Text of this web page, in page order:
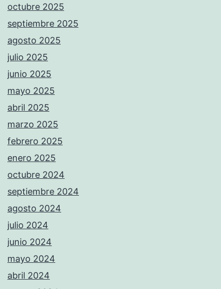
octubre 2025
septiembre 2025
agosto 2025
julio 2025
junio 2025
mayo 2025
abril 2025
marzo 2025
febrero 2025
enero 2025
octubre 2024
septiembre 2024
agosto 2024
julio 2024
junio 2024
mayo 2024
abril 2024